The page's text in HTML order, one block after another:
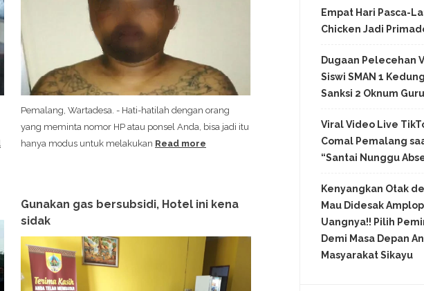
Pemalang, Wartadesa. - Hati-hatilah dengan orang
yang meminta nomor HP atau ponsel Anda, bisa jadi itu
hanya modus untuk melakukan Read more
Gunakan gas bersubsidi, Hotel ini kena
sidak
Empat Hari Pasca-
Chicken Jadi
Dugaan Pelecehan
Siswi SMAN 1
Sanksi 2 Oknum
Viral Video Live
Comal Pemalang
“Santai Nunggu
Kenyangkan Otak
Mau Didesak
Uangnya!! Pilih
Demi Masa Depan
Masyarakat Sikayu